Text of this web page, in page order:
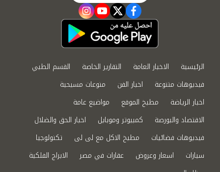
facebook
twitter
youtube
instagram
الرئيسية الاخبار العامة التقارير الخاصة
القسم الطبي
فيديوهات متنوعة
اخبار الفن
منوعات مسيحية
اخبار الرياضة
مطبخ الموقع
مواضيع عامة
الاقتصاد والبورصة
كمبيوتر وموبايل
اخبار الحق والضلال
فيديوهات فضائيات
مطبخ الاكل مع لى لى
تكنولوجيا
سيارات
اسعار وعروض عقارات في مصر
الابراج الفلكية